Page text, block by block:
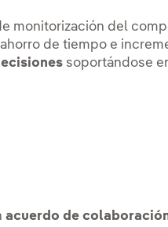
monitorización del
de tiempo e
soportándose
acuerdo de